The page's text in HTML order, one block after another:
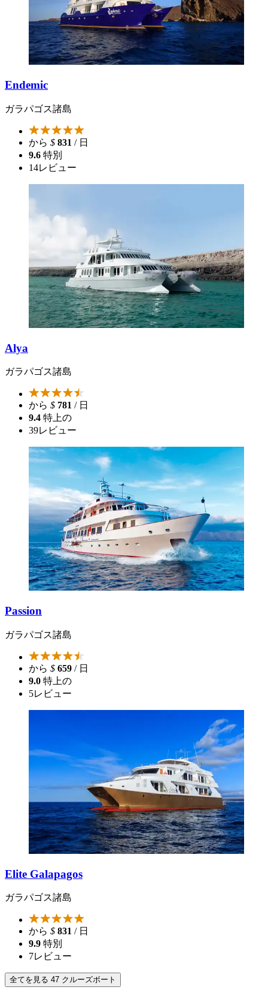
Endemic
ガラパゴス諸島
から $ 831 / 日
9.6 特別
14レビュー
Alya
ガラパゴス諸島
から $ 781 / 日
9.4 特上の
39レビュー
Passion
ガラパゴス諸島
から $ 659 / 日
9.0 特上の
5レビュー
Elite Galapagos
ガラパゴス諸島
から $ 831 / 日
9.9 特別
7レビュー
全てを見る 47 クルーズボート